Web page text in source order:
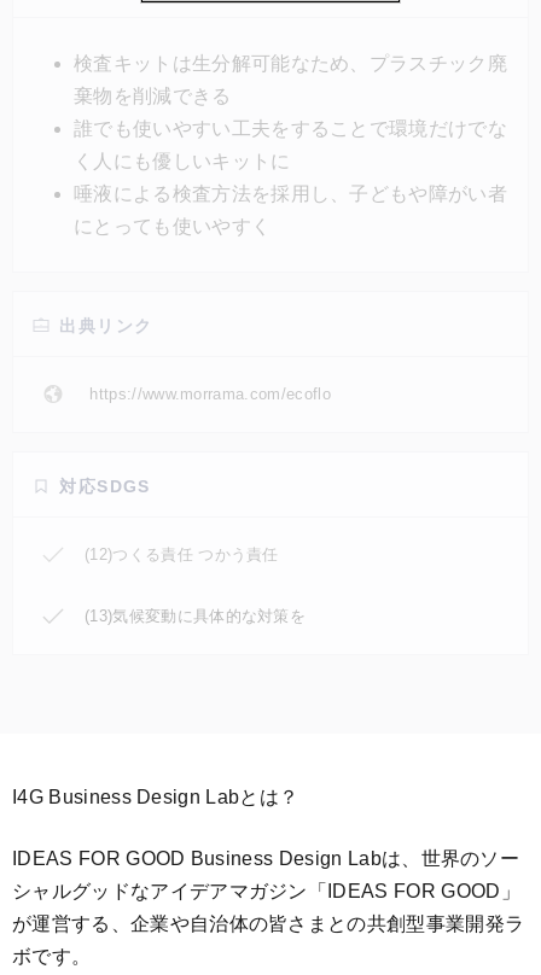
いたり、他の検査キットにある「C」「T」という科
学的表記をなくし、言葉で説明したりすることで分か
りやすくしている。
検査キットは生分解可能なため、プラスチック廃
棄物を削減できる
誰でも使いやすい工夫をすることで環境だけでな
く人にも優しいキットに
唾液による検査方法を採用し、子どもや障がい者
にとっても使いやすく
出典リンク
https://www.morrama.com/ecoflo
対応SDGS
(12)つくる責任 つかう責任
(13)気候変動に具体的な対策を
I4G Business Design Labとは？
IDEAS FOR GOOD Business Design Labは、世界のソー
シャルグッドなアイデアマガジン「IDEAS FOR GOOD」
が運営する、企業や自治体の皆さまとの共創型事業開発ラ
ボです。